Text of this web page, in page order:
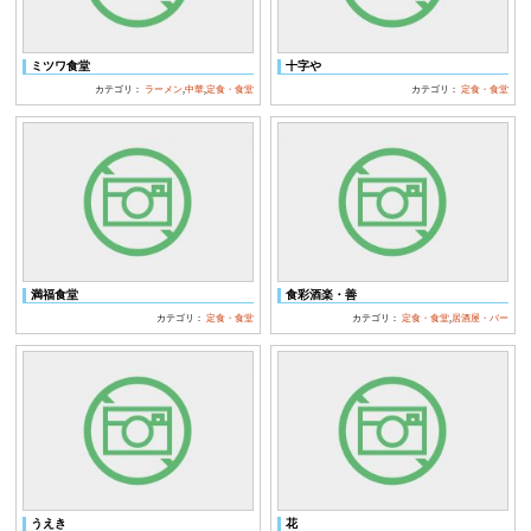
ミツワ食堂
カテゴリ： ラーメン ,中華 ,定食・食堂
十字や
カテゴリ：定食・食堂
満福食堂
カテゴリ：定食・食堂
食彩酒楽・善
カテゴリ：定食・食堂,居酒屋・バー
うえき 花